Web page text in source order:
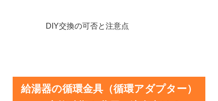
DIY交換の可否と注意点
給湯器の循環金具（循環アダプター）